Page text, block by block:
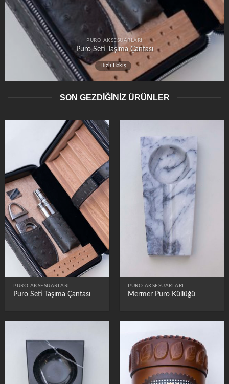
PURO AKSESUARLARI
Puro Seti Taşıma Çantası
Hızlı Bakış
SON GEZDİĞİNİZ ÜRÜNLER
PURO AKSESUARLARI
Puro Seti Taşıma Çantası
PURO AKSESUARLARI
Mermer Puro Küllüğü